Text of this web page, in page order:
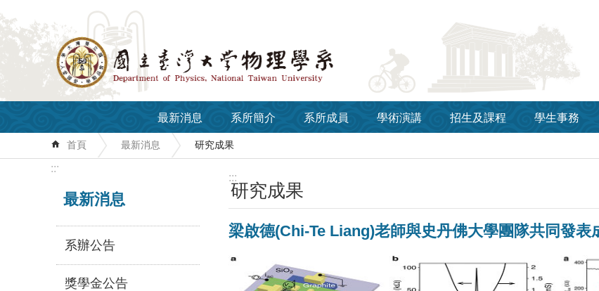
跳到主要內容區塊
最新消息 系所簡介 系所成員 學術演講 招生及課程 學生事務
首頁 最新消息 研究成果
:::
最新消息
系辦公告
獎學金公告
:::
研究成果
梁啟德(Chi-Te Liang)老師與史丹佛大學團隊共同發